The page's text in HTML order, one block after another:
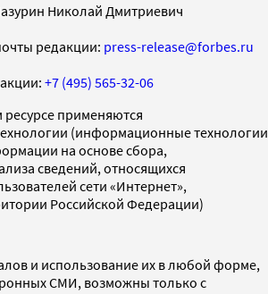
Николай Дмитриевич
редакции: press-release@forbes.ru
+7 (495) 565-32-06
применяются
(информационные технологии
на основе сбора,
сведений, относящихся
сети «Интернет»,
Российской Федерации)
и использование их в любой форме,
СМИ, возможны только с